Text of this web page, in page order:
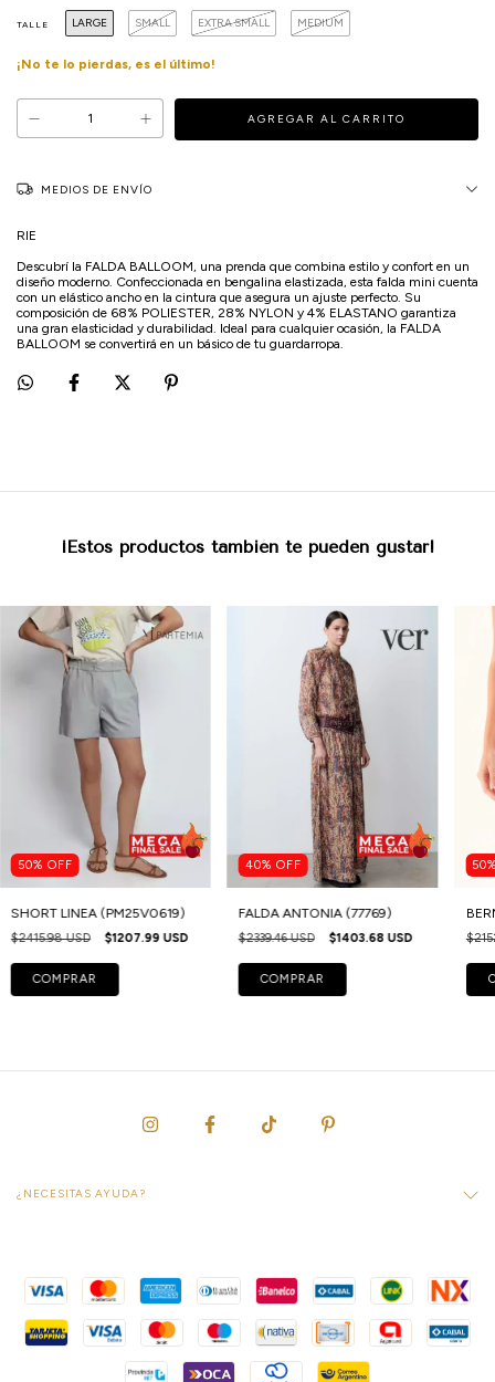
TALLE LARGE SMALL EXTRA SMALL MEDIUM
¡No te lo pierdas, es el último!
MEDIOS DE ENVÍO
RIE
Descubrí la FALDA BALLOOM, una prenda que combina estilo y confort en un
diseño moderno. Confeccionada en bengalina elastizada, esta falda mini cuenta
con un elástico ancho en la cintura que asegura un ajuste perfecto. Su
composición de 68% POLIESTER, 28% NYLON y 4% ELASTANO garantiza
una gran elasticidad y durabilidad. Ideal para cualquier ocasión, la FALDA
BALLOOM se convertirá en un básico de tu guardarropa.
¡Estos productos también te pueden gustar!
50% OFF
SHORT LINEA (PM25V0619)
$2415.98 USD $1207.99 USD
COMPRAR
40% OFF
FALDA ANTONIA (77769)
$2339.46 USD $1403.68 USD
COMPRAR
50
¿NECESITAS AYUDA?